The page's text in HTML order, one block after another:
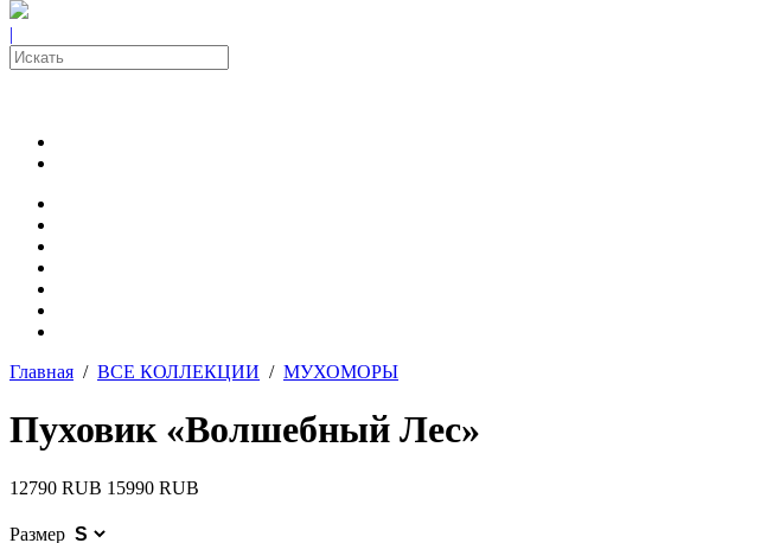
|
Главная / ВСЕ КОЛЛЕКЦИИ / МУХОМОРЫ
Пуховик «Волшебный Лес»
12790 RUB 15990 RUB
Размер